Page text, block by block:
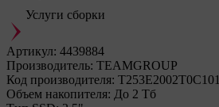
Услуги сборки
Артикул: 4439884
Производитель: TEAMGROUP
Код производителя: T253E2002T0C101
Объем накопителя: До 2 Тб